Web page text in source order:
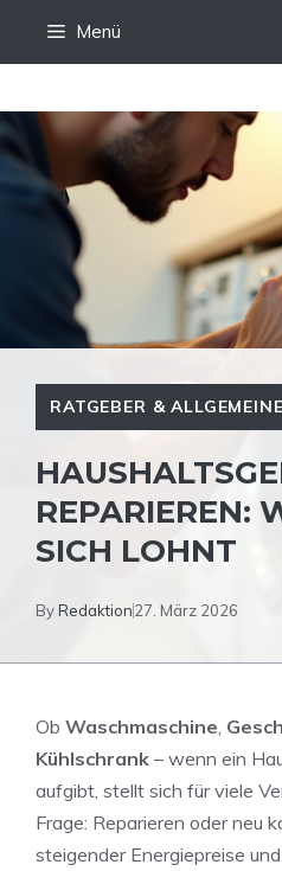
Menü
RATGEBER &
REPARIEREN:
SICH LOHNT
By Redaktion27. März 2026
Ob Waschmaschine,
Kühlschrank – wenn ein
aufgibt, stellt sich für viele
Frage: Reparieren oder neu
steigender Energiepreise